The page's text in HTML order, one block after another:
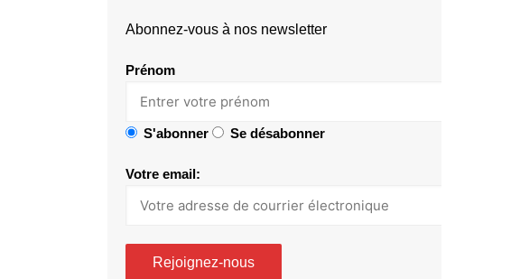
Abonnez-vous à nos newsletter
Prénom
S'abonner Se désabonner
Votre email: